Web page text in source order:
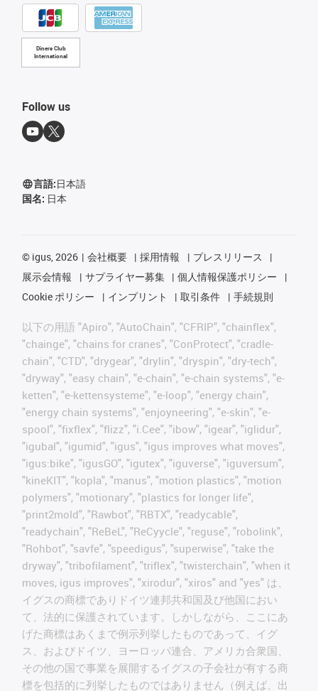
Diners Club
International
Follow us
言語:日本語
国名: 日本
© igus, 2026 会社概要 採用情報
プレスリリース
展示会情報
サプライヤー募集
個人情報保護ポリシー
Cookie ポリシー
インプリント 取引条件 手続規則
以下の用語 "Apiro", "AutoChain", "CFRIP", "chainflex",
"chainge", "chains for cranes", "ConProtect", "cradle-
chain", "CTD", "drygear", "drylin", "dryspin", "dry-tech",
"dryway", "easy chain", "e-chain", "e-chain systems", "e-
ketten", "e-kettensysteme", "e-loop", "energy chain",
"energy chain systems", "enjoyneering", "e-skin", "e-
spool", "fixflex", "flizz", "i.Cee", "ibow", "igear", "iglidur",
"igubal", "igumid", "igus", "igus improves what moves",
"igus:bike", "igusGO", "igutex", "iguverse", "iguversum",
"kineKIT", "kopla", "manus", "motion plastics", "motion
polymers", "motionary", "plastics for longer life",
"print2mold", "Rawbot", "RBTX", "readycable",
"readychain", "ReBeL", "ReCyycle", "reguse", "robolink",
"Rohbot", "savfe", "speedigus", "superwise", "take the
dryway", "tribofilament", "triflex", "twisterchain", "when it
moves, igus improves", "xirodur", "xiros" and "yes" は、
イグスの商標でありドイツ連邦共和国及び他国におい
て、法的に保護されています。しかしながら、ここにあ
げた商標はあくまで例示列挙したものであって、イグ
ス、およびドイツ、ヨーロッパ連合、アメリカ合衆国、
その他の国で事業を展開するイグスの子会社が有する商
標を包括的に列挙したものではありません（例えば、出